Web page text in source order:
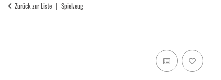
Zurück zur Liste Spielzeug